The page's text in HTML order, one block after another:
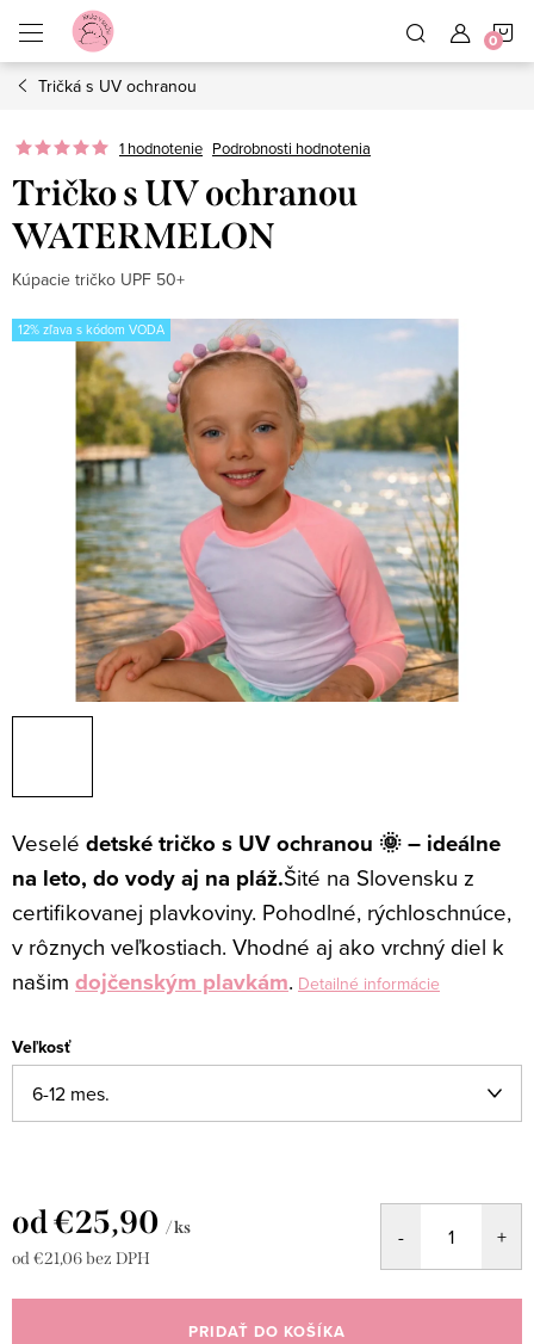
obsah
Tričká s UV ochranou
1 hodnotenie Podrobnosti hodnotenia
Tričko s UV ochranou
WATERMELON
Kúpacie tričko UPF 50+
12% zľava s kódom VODA
Veselé detské tričko s UV ochranou 🌞 – ideálne
na leto, do vody aj na pláž.Šité na Slovensku z
certifikovanej plavkoviny. Pohodlné, rýchloschnúce,
v rôznych veľkostiach. Vhodné aj ako vrchný diel k
našim dojčenským plavkám. Detailné informácie
Veľkosť
od€25,90 / ks
od€21,06bez DPH
cena:
PRIDAŤ DO KOŠÍKA